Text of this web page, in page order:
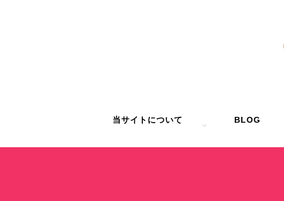
当サイトについて BLOG